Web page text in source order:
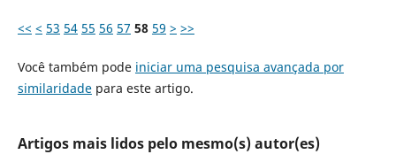
<< < 53 54 55 56 57 58 59 > >>
Você também pode iniciar uma pesquisa avançada por
similaridadepara este artigo.
Artigos mais lidos pelo mesmo(s) autor(es)